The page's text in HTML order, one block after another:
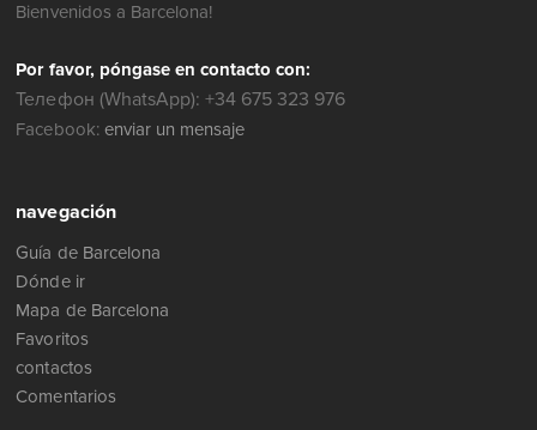
Bienvenidos a Barcelona!
Por favor, póngase en contacto con:
Телефон (WhatsApp): +34 675 323 976
Facebook: enviar un mensaje
navegación
Guía de Barcelona
Dónde ir
Mapa de Barcelona
Favoritos
contactos
Comentarios